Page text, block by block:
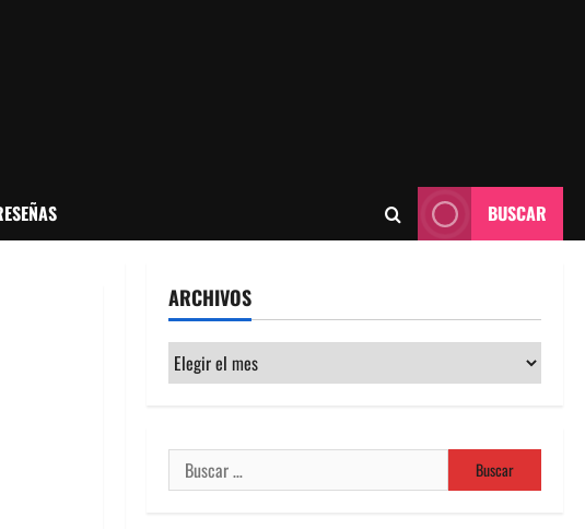
BUSCAR
ARCHIVOS
Archivos
Buscar: